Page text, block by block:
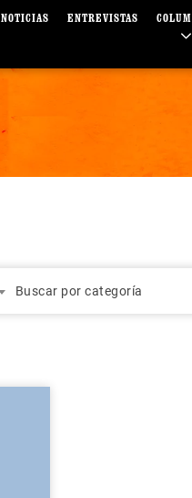
NOTICIAS ENTREVISTAS
Buscar por categoría